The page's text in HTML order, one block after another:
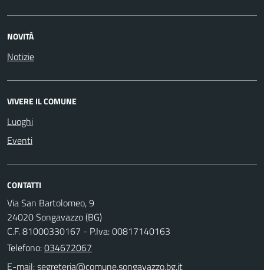
NOVITÀ
Notizie
VIVERE IL COMUNE
Luoghi
Eventi
CONTATTI
Via San Bartolomeo, 9
24020 Songavazzo (BG)
C.F. 81000330167 - P.Iva: 00817140163
Telefono:034672067
E-mail: